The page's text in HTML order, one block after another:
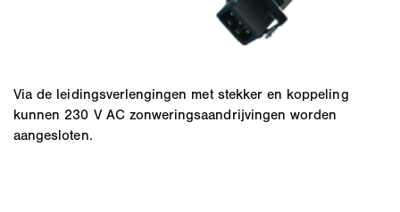
Via de leidingsverlengingen met stekker en koppeling
kunnen 230 V AC zonweringsaandrijvingen worden
aangesloten.